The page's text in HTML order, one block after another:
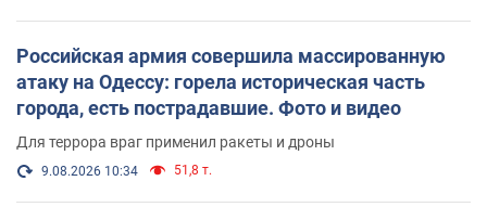
Российская армия совершила массированную
атаку на Одессу: горела историческая часть
города, есть пострадавшие. Фото и видео
Для террора враг применил ракеты и дроны
9.08.2026 10:34 51,8 т.